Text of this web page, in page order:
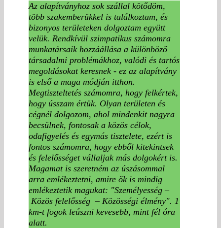
Az alapítványhoz sok szállal kötődöm,
több szakemberükkel is találkoztam, és
bizonyos területeken dolgoztam együtt
velük. Rendkívül szimpatikus számomra
munkatársaik hozzáállása a különböző
társadalmi problémákhoz, valódi és tartós
megoldásokat keresnek - ez az alapítvány
is első a maga módján itthon.
Megtiszteltetés számomra, hogy felkértek,
hogy ússzam értük. Olyan területen és
cégnél dolgozom, ahol mindenkit nagyra
becsülnek, fontosak a közös célok,
odafigyelés és egymás tisztelete, ezért is
fontos számomra, hogy ebből kitekintsek
és felelősséget vállaljak más dolgokért is.
Magamat is szeretném az úszásommal
arra emlékeztetni, amire ők is mindig
emlékeztetik magukat: "Személyesség –
Közös felelősség – Közösségi élmény". 1
km-t fogok leúszni kevesebb, mint fél óra
alatt.